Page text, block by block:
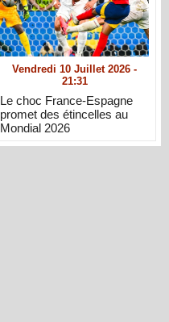
Vendredi 10 Juillet 2026 -
21:31
Le choc France-Espagne
promet des étincelles au
Mondial 2026